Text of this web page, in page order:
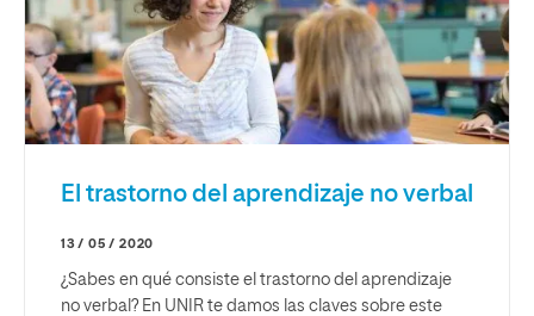
El trastorno del aprendizaje no verbal
13 / 05 / 2020
¿Sabes en qué consiste el trastorno del aprendizaje
no verbal? En UNIR te damos las claves sobre este